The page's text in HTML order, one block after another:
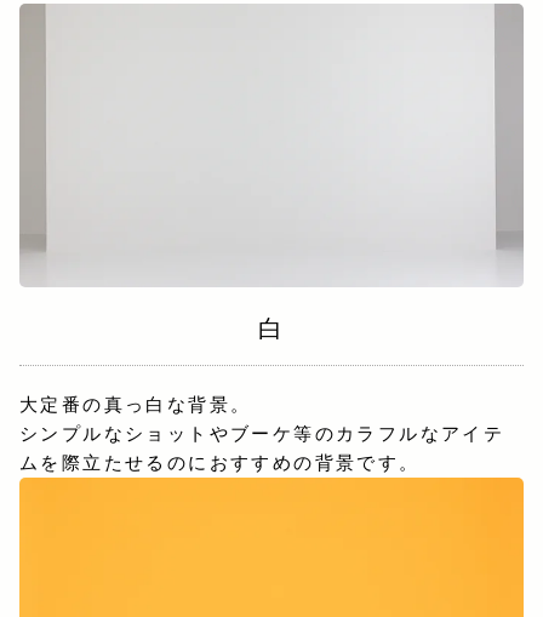
白
大定番の真っ白な背景。
シンプルなショットやブーケ等のカラフルなアイテ
ムを際立たせるのにおすすめの背景です。